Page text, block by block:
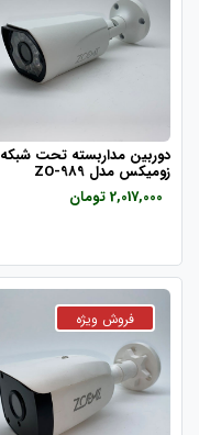
دوربین مداربسته تحت شبکه
زومیکس مدل ZO-989
2,017,000 تومان